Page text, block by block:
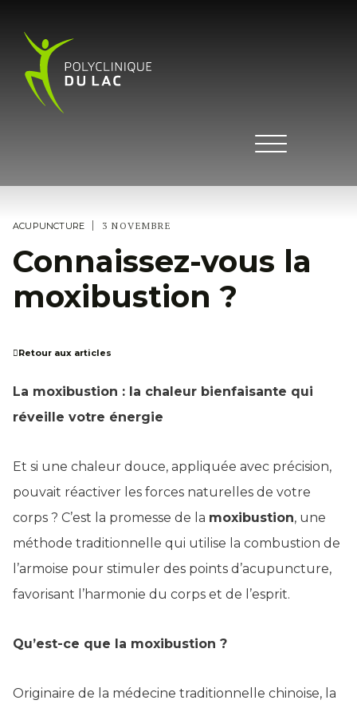
ACUPUNCTURE | 3 NOVEMBRE
Connaissez-vous la
moxibustion ?
Retour aux articles
La moxibustion : la chaleur bienfaisante qui
réveille votre énergie
Et si une chaleur douce, appliquée avec précision,
pouvait réactiver les forces naturelles de votre
corps ? C’est la promesse de la moxibustion, une
méthode traditionnelle qui utilise la combustion de
l’armoise pour stimuler des points d’acupuncture,
favorisant l’harmonie du corps et de l’esprit.
Qu’est-ce que la moxibustion ?
Originaire de la médecine traditionnelle chinoise, la